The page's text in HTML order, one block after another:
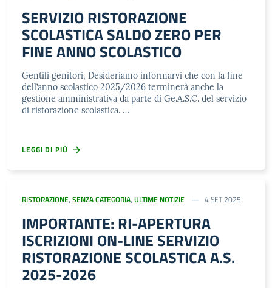
SERVIZIO RISTORAZIONE
SCOLASTICA SALDO ZERO PER
FINE ANNO SCOLASTICO
Gentili genitori, Desideriamo informarvi che con la fine
dell’anno scolastico 2025/2026 terminerà anche la
gestione amministrativa da parte di Ge.A.S.C. del servizio
di ristorazione scolastica. …
LEGGI DI PIÙ
RISTORAZIONE, SENZA CATEGORIA, ULTIME NOTIZIE 4 SET 2025
IMPORTANTE: RI-APERTURA
ISCRIZIONI ON-LINE SERVIZIO
RISTORAZIONE SCOLASTICA A.S.
2025-2026